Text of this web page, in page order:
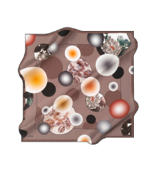
kullanmayınız ve sıkma
eşarpların elde bakımında
kullanarak kumaşa nazik
Sıkça Sorulan Sorular
Pembe İpek Tivil Kare
üretilmiştir?
Bu ipek tivil eşarp ölçüsü
Deseni nasıl görünür?
Nasıl yıkanmalıdır?